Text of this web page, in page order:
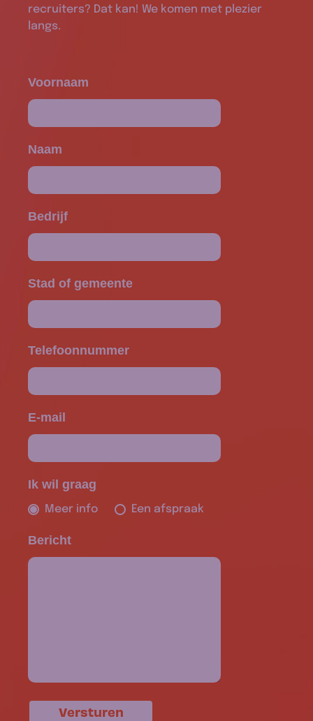
recruiters? Dat kan! We komen met plezier
langs.
Voornaam
Naam
Bedrijf
Stad of gemeente
Telefoonnummer
E-mail
Meer info Een afspraak
Ik wil graag
Bericht
Versturen